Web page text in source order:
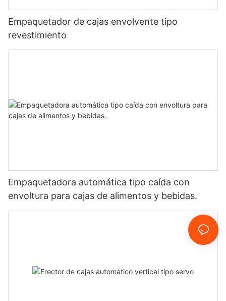
Empaquetador de cajas envolvente tipo
revestimiento
Empaquetadora automática tipo caída con
envoltura para cajas de alimentos y bebidas.